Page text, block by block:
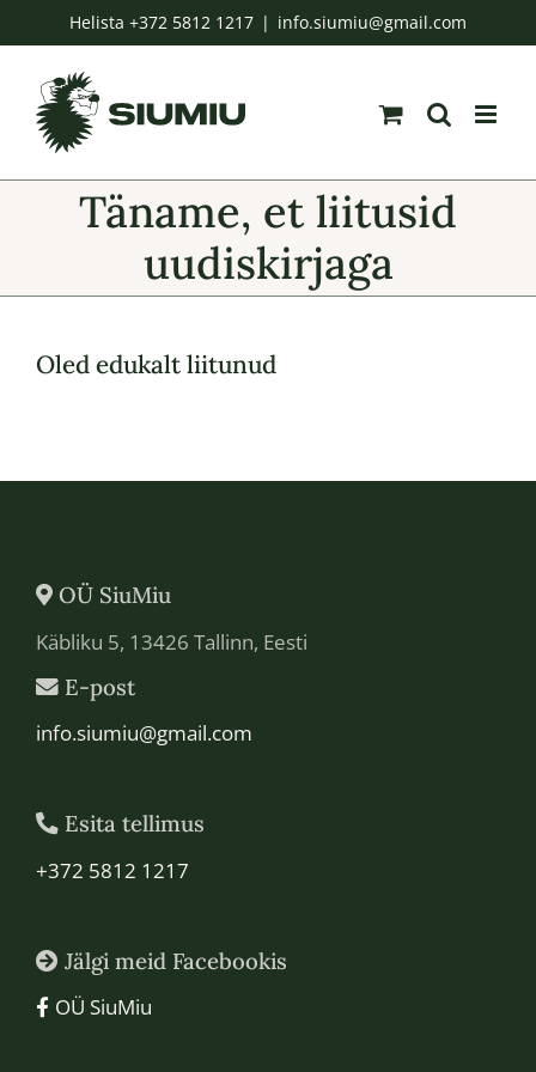
to
content
Helista +372 5812 1217 | info.siumiu@gmail.com
Täname, et liitusid
uudiskirjaga
Oled edukalt liitunud
OÜ SiuMiu
Käbliku 5, 13426 Tallinn, Eesti
E-post
info.siumiu@gmail.com
Esita tellimus
+372 5812 1217
Jälgi meid Facebookis
OÜ SiuMiu